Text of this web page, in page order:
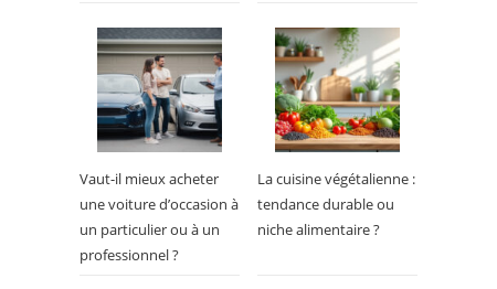
Vaut-il mieux acheter
une voiture d’occasion à
un particulier ou à un
professionnel ?
La cuisine végétalienne :
tendance durable ou
niche alimentaire ?